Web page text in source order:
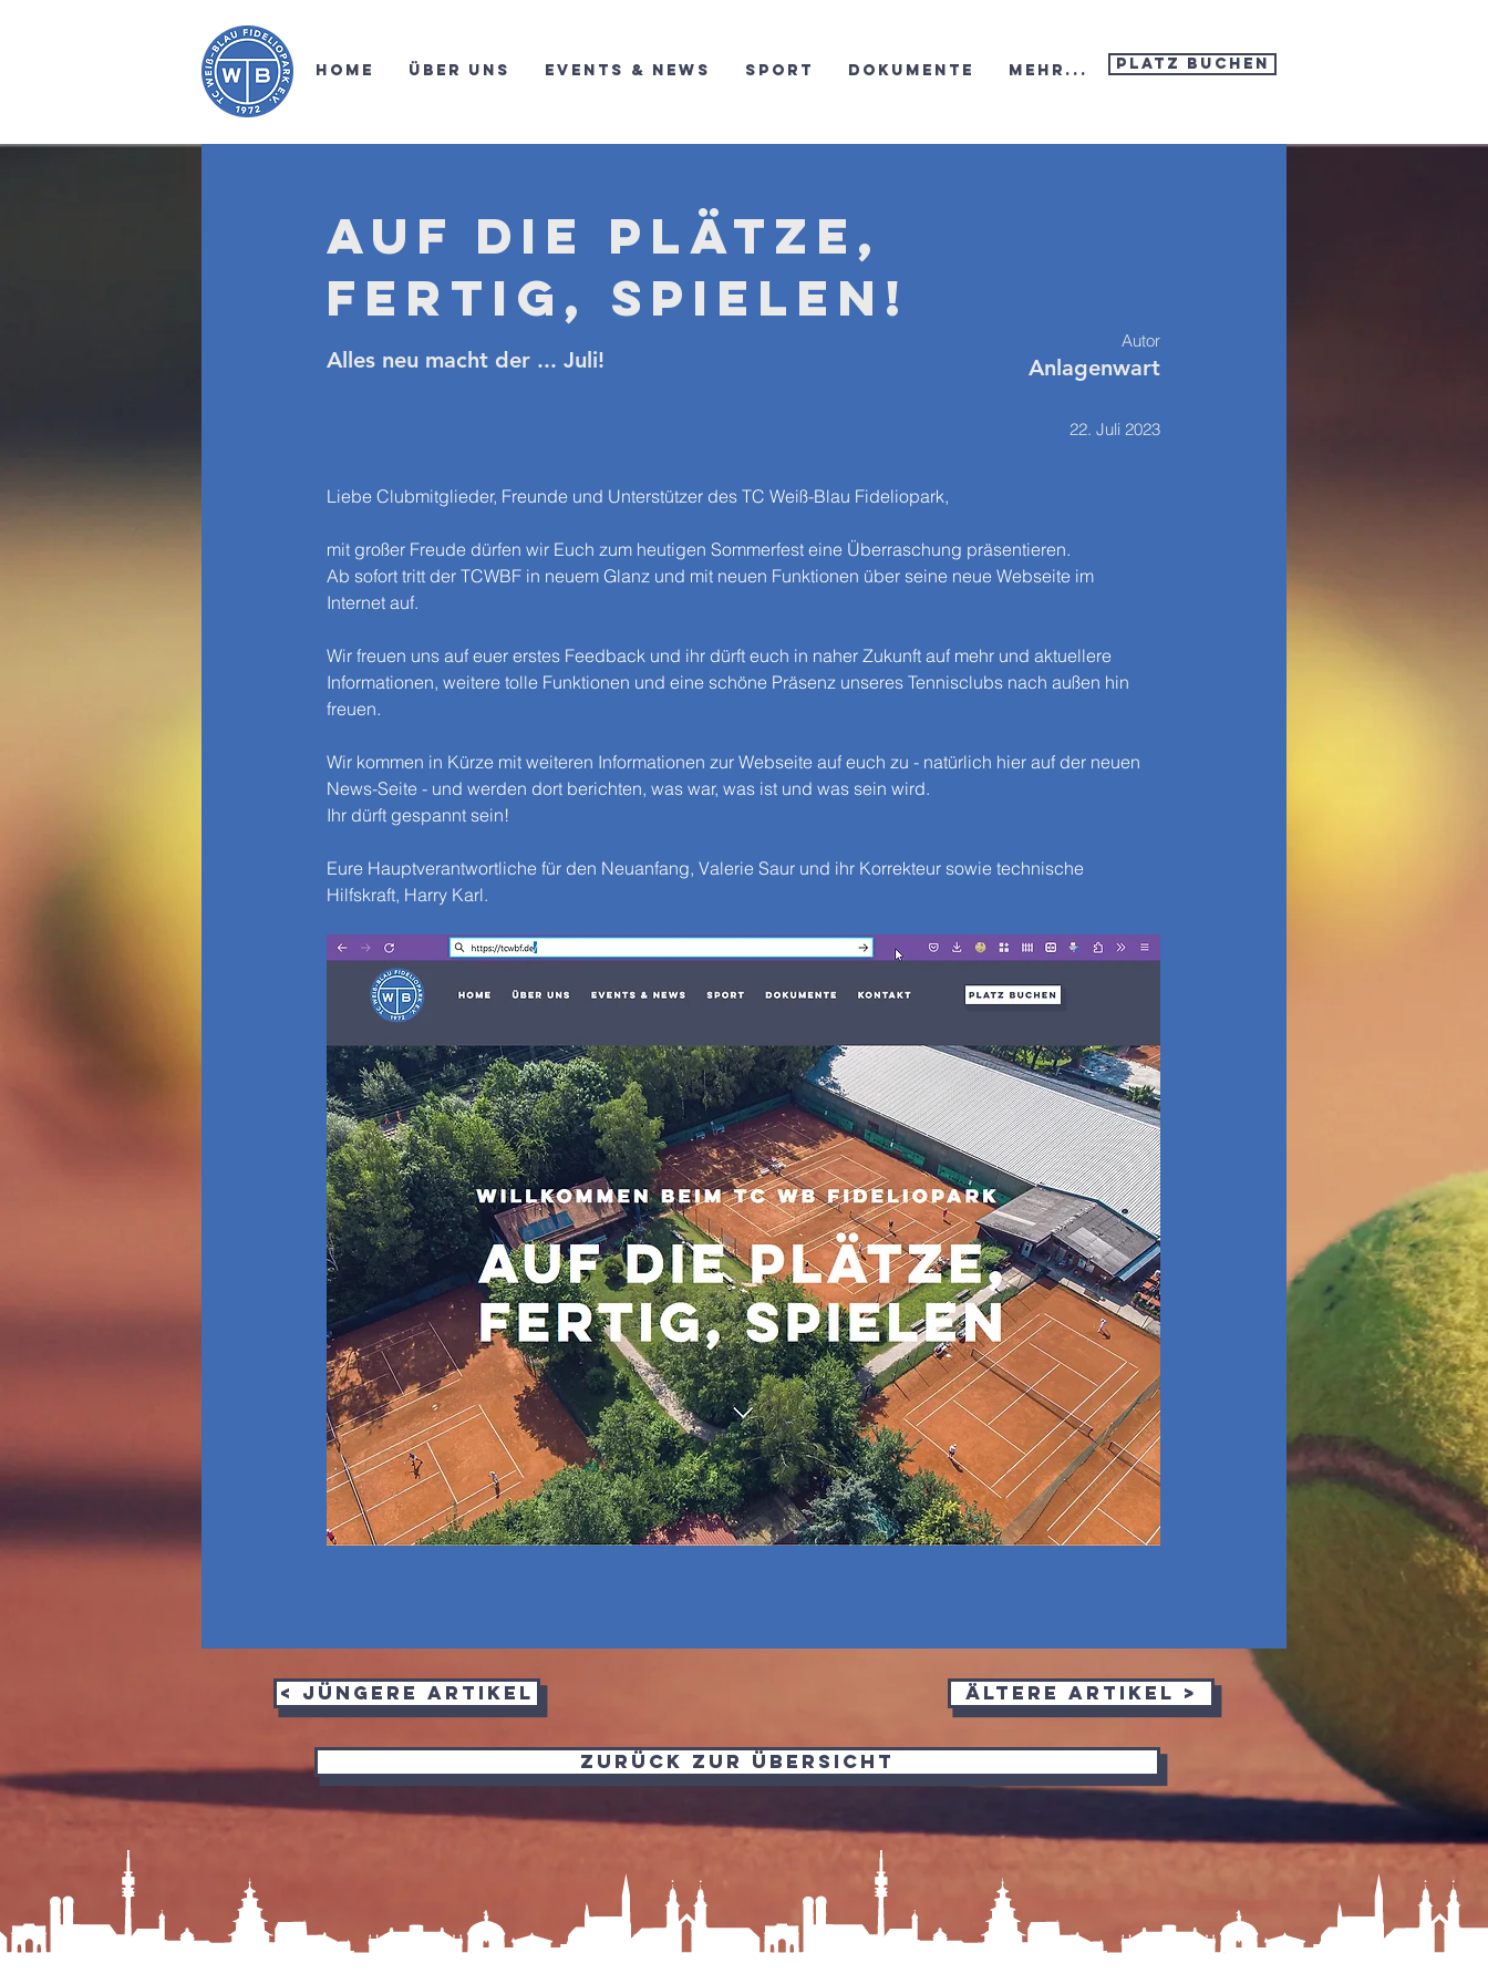
Home Über uns Events & News Sport Dokumente Mehr... Platz buchen
Auf die Plätze,
Fertig, Spielen!
Alles neu macht der ... Juli!
Autor
Anlagenwart
22. Juli 2023
Liebe Clubmitglieder, Freunde und Unterstützer des TC Weiß-Blau Fideliopark,
mit großer Freude dürfen wir Euch zum heutigen Sommerfest eine Überraschung präsentieren.
Ab sofort tritt der TCWBF in neuem Glanz und mit neuen Funktionen über seine neue Webseite im
Internet auf.
Wir freuen uns auf euer erstes Feedback und ihr dürft euch in naher Zukunft auf mehr und aktuellere
Informationen, weitere tolle Funktionen und eine schöne Präsenz unseres Tennisclubs nach außen hin
freuen.
Wir kommen in Kürze mit weiteren Informationen zur Webseite auf euch zu - natürlich hier auf der neuen
News-Seite - und werden dort berichten, was war, was ist und was sein wird.
Ihr dürft gespannt sein!
Eure Hauptverantwortliche für den Neuanfang, Valerie Saur und ihr Korrekteur sowie technische
Hilfskraft, Harry Karl.
< jüngere Artikel ältere Artikel >
Zurück zur Übersicht